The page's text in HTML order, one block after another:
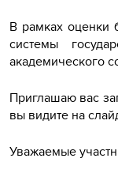
В рамках оценки
системы
академического
Приглашаю вас
вы видите на
Уважаемые